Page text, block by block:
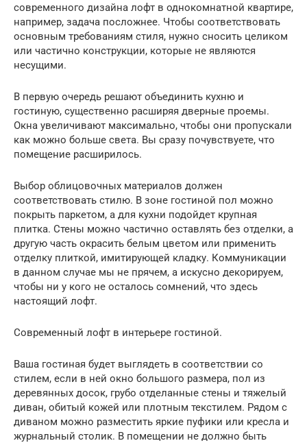
современного дизайна лофт в однокомнатной квартире,
например, задача посложнее. Чтобы соответствовать
основным требованиям стиля, нужно сносить целиком
или частично конструкции, которые не являются
несущими.
В первую очередь решают объединить кухню и
гостиную, существенно расширяя дверные проемы.
Окна увеличивают максимально, чтобы они пропускали
как можно больше света. Вы сразу почувствуете, что
помещение расширилось.
Выбор облицовочных материалов должен
соответствовать стилю. В зоне гостиной пол можно
покрыть паркетом, а для кухни подойдет крупная
плитка. Стены можно частично оставлять без отделки, а
другую часть окрасить белым цветом или применить
отделку плиткой, имитирующей кладку. Коммуникации
в данном случае мы не прячем, а искусно декорируем,
чтобы ни у кого не осталось сомнений, что здесь
настоящий лофт.
Современный лофт в интерьере гостиной.
Ваша гостиная будет выглядеть в соответствии со
стилем, если в ней окно большого размера, пол из
деревянных досок, грубо отделанные стены и тяжелый
диван, обитый кожей или плотным текстилем. Рядом с
диваном можно разместить яркие пуфики или кресла и
журнальный столик. В помещении не должно быть